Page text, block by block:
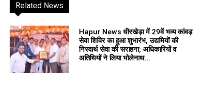
Related News
Hapur News धीरखेड़ा में 29वें भव्य कांवड़
सेवा शिविर का हुआ शुभारंभ, उद्यमियों की
निस्वार्थ सेवा की सराहना; अधिकारियों व
अतिथियों ने लिया भोलेनाथ...